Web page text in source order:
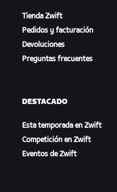
Tienda Zwift
Pedidos y facturación
Devoluciones
Preguntas frecuentes
DESTACADO
Esta temporada en Zwift
Competición en Zwift
Eventos de Zwift